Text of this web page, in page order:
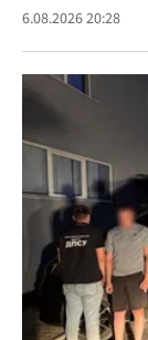
6.08.2026 20:28